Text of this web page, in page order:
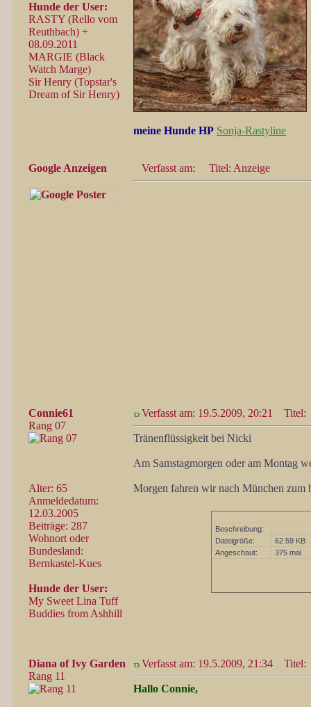
Hunde der User:
RASTY (Rello vom
Reuthbach) +
08.09.2011
MARGIE (Black
Watch Marge)
Sir Henry (Topstar's
Dream of Sir Henry)
meine Hunde HP Sonja-Rastyline
Google Anzeigen Verfasst am: Titel: Anzeige
Connie61
Rang 07
Alter: 65
Anmeldedatum:
12.03.2005
Beiträge: 287
Wohnort oder
Bundesland:
Bernkastel-Kues
Hunde der User:
My Sweet Lina Tuff
Buddies from Ashhill
Verfasst am: 19.5.2009, 20:21 Titel:
Tränenflüssigkeit bei Nicki
Am Samstagmorgen oder am Montag
Morgen fahren wir nach München
Beschreibung:
Dateigröße:
62.59 KB
Angeschaut:
375 mal
Diana of Ivy Garden
Rang 11
Verfasst am: 19.5.2009, 21:34 Titel:
Hallo Connie,